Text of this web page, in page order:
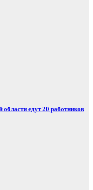
области едут 20 работников